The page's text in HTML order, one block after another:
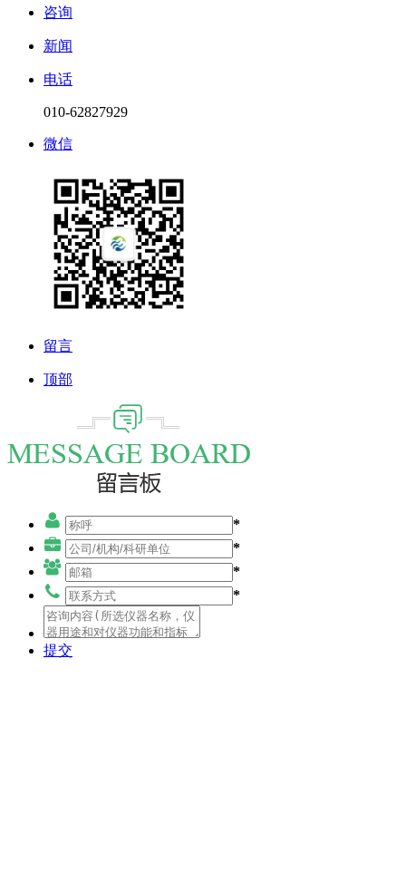
咨询
新闻
电话
010-62827929
微信
留言
顶部
*
*
*
*
提交